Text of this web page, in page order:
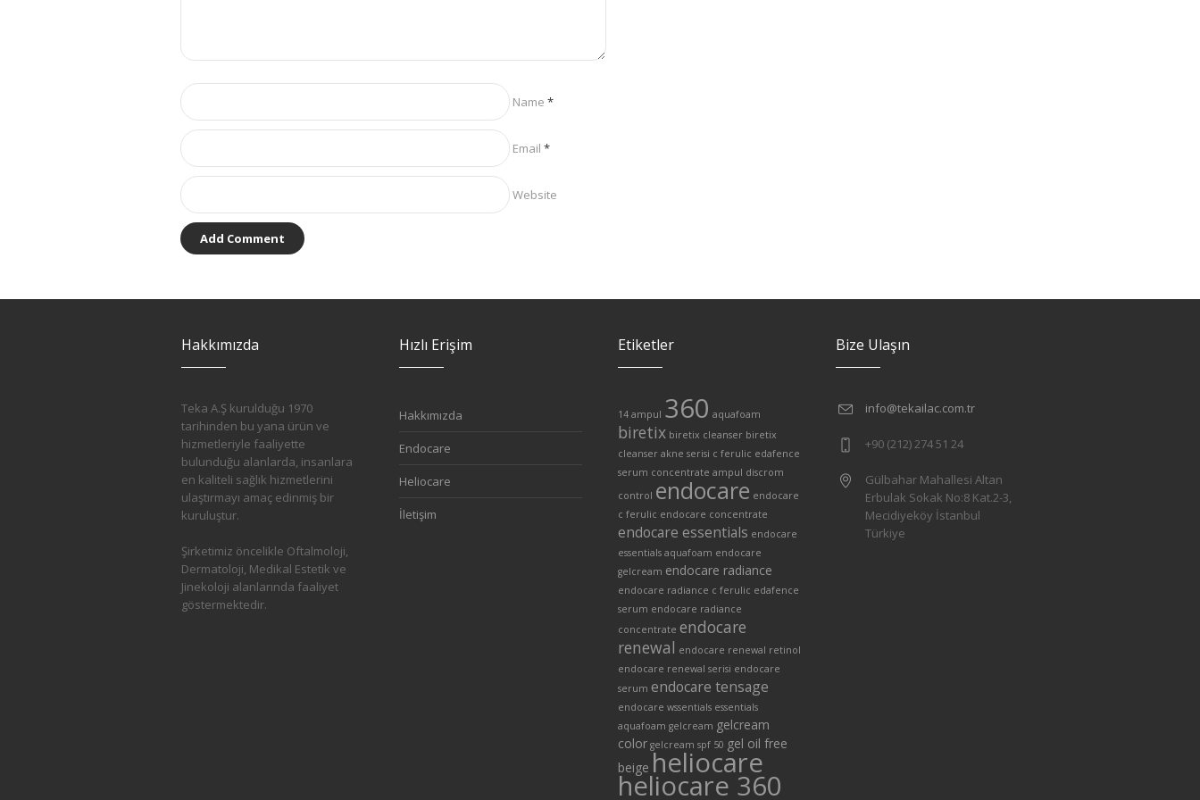
Name *
Email *
Website
Hakkımızda
Teka A.Ş kurulduğu 1970
tarihinden bu yana ürün ve
hizmetleriyle faaliyette
bulunduğu alanlarda, insanlara
en kaliteli sağlık hizmetlerini
ulaştırmayı amaç edinmiş bir
kuruluştur.
Şirketimiz öncelikle Oftalmoloji,
Dermatoloji, Medikal Estetik ve
Jinekoloji alanlarında faaliyet
göstermektedir.
Hızlı Erişim
Hakkımızda
Endocare
Heliocare
İletişim
Etiketler
14 ampul 360 aquafoam
biretix biretix cleanser biretix
cleanser akne serisi c ferulic edafence
serum concentrate ampul discrom
control endocare endocare
c ferulic endocare concentrate
endocare essentials endocare
essentials aquafoam endocare
gelcream endocare radiance
endocare radiance c ferulic edafence
serum endocare radiance
concentrate endocare
renewal endocare renewal retinol
endocare renewal serisi endocare
serum endocare tensage
endocare wssentials essentials
aquafoam gelcream gelcream
color gelcream spf 50 gel oil free
beigeheliocare
heliocare 360
Bize Ulaşın
info@tekailac.com.tr
+90 (212) 274 51 24
Gülbahar Mahallesi Altan
Erbulak Sokak No:8 Kat.2-3,
Mecidiyeköy İstanbul
Türkiye